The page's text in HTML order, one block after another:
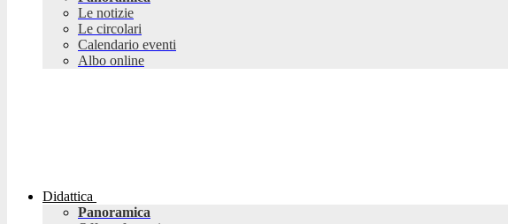
Le notizie
Le circolari
Calendario eventi
Albo online
Didattica
Panoramica